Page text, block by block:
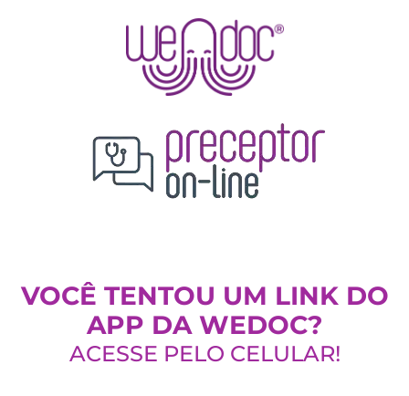
VOCÊ TENTOU UM LINK DO
APP DA WEDOC?
ACESSE PELO CELULAR!